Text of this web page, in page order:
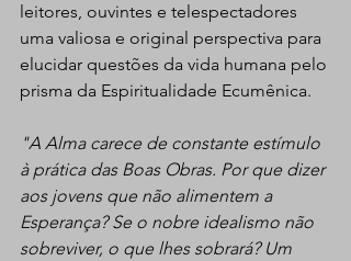
leitores, ouvintes e telespectadores
uma valiosa e original perspectiva para
elucidar questões da vida humana pelo
prisma da Espiritualidade Ecumênica.
"A Alma carece de constante estímulo
à prática das Boas Obras. Por que dizer
aos jovens que não alimentem a
Esperança? Se o nobre idealismo não
sobreviver, o que lhes sobrará? Um